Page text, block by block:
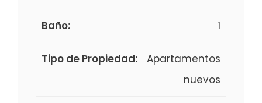
Baño: 1
Tipo de Propiedad:
Apartamentos
nuevos